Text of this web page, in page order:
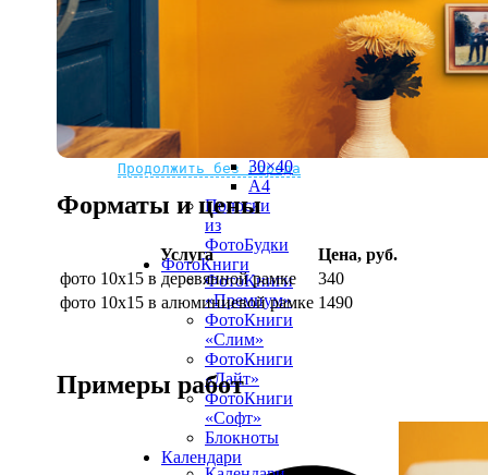
Не нашли Ваш город?
Мы доставляем по всему миру
Продолжить без города
30×40
A4
Полоски
из
ФотоБудки
ФотоКниги
ФотоКниги
«Премиум»
ФотоКниги
«Слим»
ФотоКниги
«Лайт»
ФотоКниги
«Софт»
Блокноты
Календари
Форматы и цены
Услуга
Цена, руб.
фото 10х15 в деревянной рамке
340
фото 10х15 в алюминиевой рамке 1490
Примеры работ